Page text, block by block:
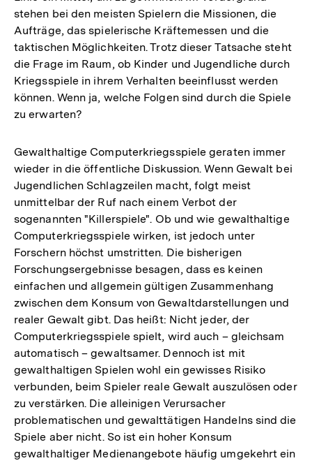
stehen bei den meisten Spielern die Missionen, die
Aufträge, das spielerische Kräftemessen und die
taktischen Möglichkeiten. Trotz dieser Tatsache steht
die Frage im Raum, ob Kinder und Jugendliche durch
Kriegsspiele in ihrem Verhalten beeinflusst werden
können. Wenn ja, welche Folgen sind durch die Spiele
zu erwarten?
Gewalthaltige Computerkriegsspiele geraten immer
wieder in die öffentliche Diskussion. Wenn Gewalt bei
Jugendlichen Schlagzeilen macht, folgt meist
unmittelbar der Ruf nach einem Verbot der
sogenannten "Killerspiele". Ob und wie gewalthaltige
Computerkriegsspiele wirken, ist jedoch unter
Forschern höchst umstritten. Die bisherigen
Forschungsergebnisse besagen, dass es keinen
einfachen und allgemein gültigen Zusammenhang
zwischen dem Konsum von Gewaltdarstellungen und
realer Gewalt gibt. Das heißt: Nicht jeder, der
Computerkriegsspiele spielt, wird auch – gleichsam
automatisch – gewaltsamer. Dennoch ist mit
gewalthaltigen Spielen wohl ein gewisses Risiko
verbunden, beim Spieler reale Gewalt auszulösen oder
zu verstärken. Die alleinigen Verursacher
problematischen und gewalttätigen Handelns sind die
Spiele aber nicht. So ist ein hoher Konsum
gewalthaltiger Medienangebote häufig umgekehrt ein